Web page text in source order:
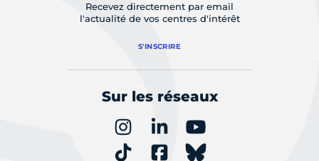
Recevez directement par email
l'actualité de vos centres d'intérêt
S'INSCRIRE
Sur les réseaux